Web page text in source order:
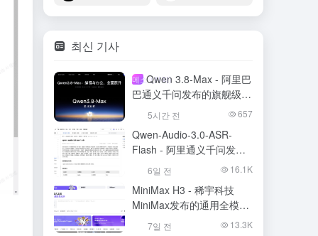
최신 기사
메소-(화학)
Qwen 3.8-Max - 阿里巴
巴通义千问发布的旗舰级大
模型5시간 전 657
Qwen-Audio-3.0-ASR-
Flash - 阿里通义千问发布
的语音识别大模型
6일 전 16.1K
MiniMax H3 - 稀宇科技
MiniMax发布的通用全模态
生成模型
7일 전 13.3K